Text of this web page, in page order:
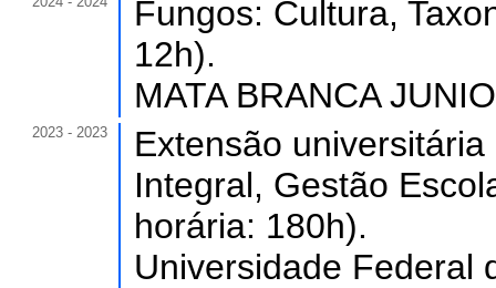
Fungos: Cultura,
12h).
MATA BRANCA
2023 - 2023
Extensão
Integral, Gestão
horária: 180h).
Universidade Federal